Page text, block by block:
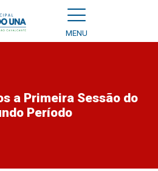
MENU
a Primeira Sessão do
Período